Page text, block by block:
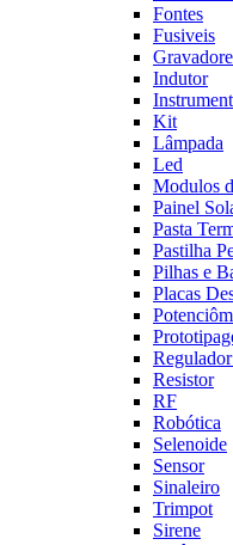
Fontes
Fusiveis
Indutor
Kit
Lâmpada
Led
Modulos
Painel
Pasta
Pastilha
Pilhas e
Placas
Resistor
RF
Robótica
Selenoide
Sensor
Sinaleiro
Trimpot
Sirene